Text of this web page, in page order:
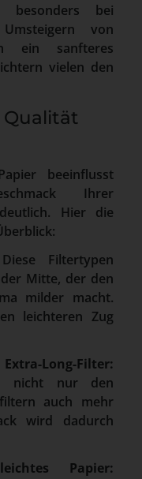
besonders bei
von
ein sanfteres
vielen den
Qualität
beeinflusst
Ihrer
Hier die
Filtertypen
Mitte, der den
milder macht.
leichteren Zug
Long-Filter:
nicht nur den
auch mehr
wird dadurch
Papier: